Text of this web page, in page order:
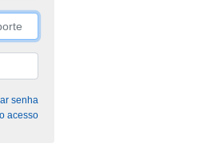
senha
acesso